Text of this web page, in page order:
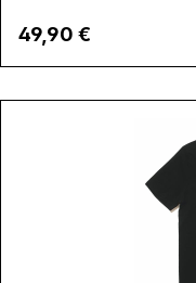
Regulärer Preis:
49,90 €